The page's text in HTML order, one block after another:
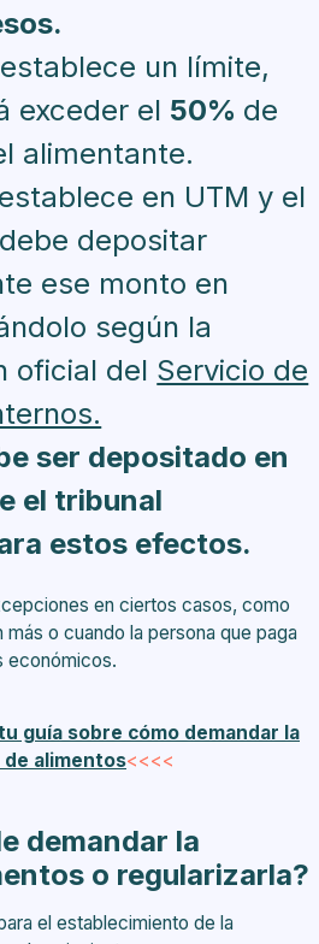
un límite,
exceder el 50% de
alimentante.
en UTM y el
depositar
ese monto en
según la
oficial del Servicio de
ser depositado en
el tribunal
estos efectos.
en ciertos casos, como
o cuando la persona que paga
económicos.
guía sobre cómo demandar la
de alimentos<<<<
demandar la
o regularizarla?
el establecimiento de la